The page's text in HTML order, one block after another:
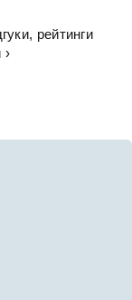
рейтинги
›